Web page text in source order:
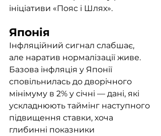
ініціативи «Пояс і Шлях».
Японія
Інфляційний сигнал слабшає,
але наратив нормалізації живе.
Базова інфляція у Японії
сповільнилась до дворічного
мінімуму в 2% у січні — дані, які
ускладнюють таймінг наступного
підвищення ставки, хоча
глибинні показники